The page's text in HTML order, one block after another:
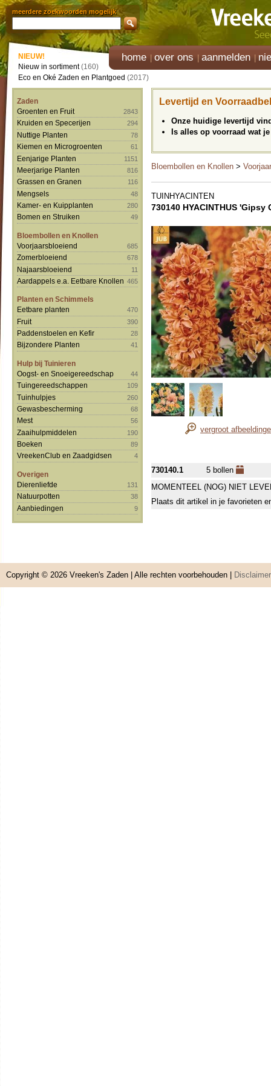
meerdere zoekwoorden mogelijk
home over ons aanmelden
NIEUW!
Nieuw in sortiment(160)
Eco en Oké Zaden en Plantgoed (2017)
Zaden
Groenten en Fruit
2843
Kruiden en Specerijen 294
Nuttige Planten 78
Kiemen en Microgroenten 61
Eenjarige Planten 1151
Meerjarige Planten 816
Grassen en Granen 116
Mengsels 48
Kamer- en Kuipplanten 280
Bomen en Struiken 49
Bloembollen en Knollen
Voorjaarsbloeiend
685
Zomerbloeiend 678
Najaarsbloeiend 11
Aardappels e.a. Eetbare Knollen 465
Planten en Schimmels
Eetbare planten
470
Fruit 390
Paddenstoelen en Kefir 28
Bijzondere Planten 41
Hulp bij Tuinieren
Oogst- en Snoeigereedschap
44
Tuingereedschappen 109
Tuinhulpjes 260
Gewasbescherming 68
Mest 56
Zaaihulpmiddelen 190
Boeken 89
VreekenClub en Zaadgidsen 4
Overigen
Dierenliefde
131
Natuurpotten 38
Aanbiedingen 9
Levertijd en
Onze huidige levertijd
Is alles op voorraad wat
Bloembollen en Knollen >
TUINHYACINTEN
730140 HYACINTHUS 'Gipsy
vergroot
730140.1
5 bollen
MOMENTEEL (NOG) NIET
Plaats dit artikel in je favorieten
Copyright © 2026 Vreeken's Zaden | Alle rechten voorbehouden | Disclaimer